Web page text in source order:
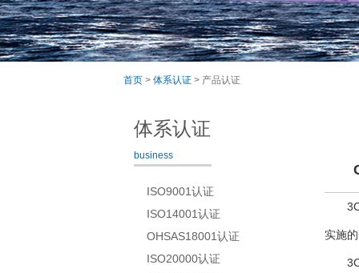
首页 > 体系认证 > 产品认证
实施
体系认证
business
ISO9001认证
ISO14001认证
OHSAS18001认证
ISO20000认证